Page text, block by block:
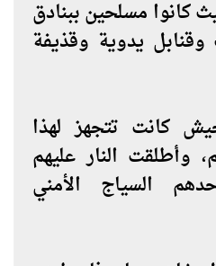
مسلحين ببنادق
يدوية وقذيفة
كانت تتجهز لهذا
وأطلقت النار عليهم
السياج الأمني